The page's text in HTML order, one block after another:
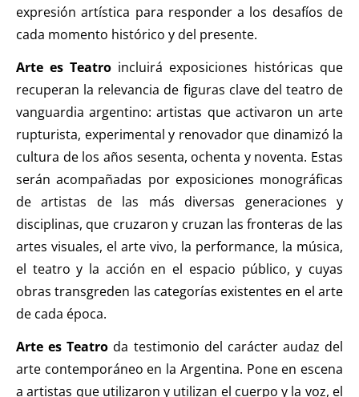
expresión artística para responder a los desafíos de
cada momento histórico y del presente.
Arte es Teatro incluirá exposiciones históricas que
recuperan la relevancia de figuras clave del teatro de
vanguardia argentino: artistas que activaron un arte
rupturista, experimental y renovador que dinamizó la
cultura de los años sesenta, ochenta y noventa. Estas
serán acompañadas por exposiciones monográficas
de artistas de las más diversas generaciones y
disciplinas, que cruzaron y cruzan las fronteras de las
artes visuales, el arte vivo, la performance, la música,
el teatro y la acción en el espacio público, y cuyas
obras transgreden las categorías existentes en el arte
de cada época.
Arte es Teatro da testimonio del carácter audaz del
arte contemporáneo en la Argentina. Pone en escena
a artistas que utilizaron y utilizan el cuerpo y la voz, el